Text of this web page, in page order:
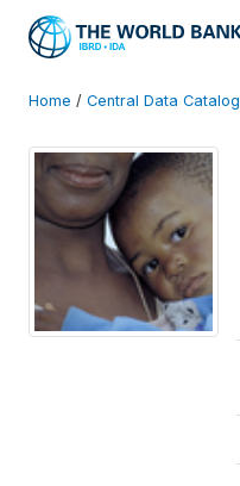
Home / Central Data Catalog